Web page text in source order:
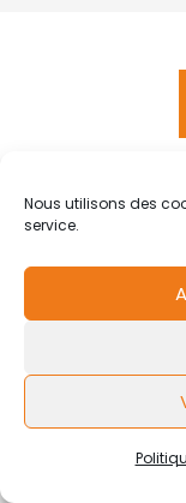
Nous utilisons des
service.
Contact